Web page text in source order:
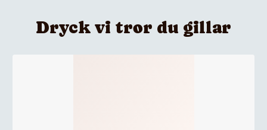
Dryck vi tror du gillar